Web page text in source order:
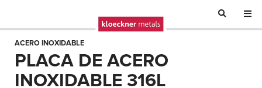
ACERO INOXIDABLE
PLACA DE ACERO
INOXIDABLE 316L